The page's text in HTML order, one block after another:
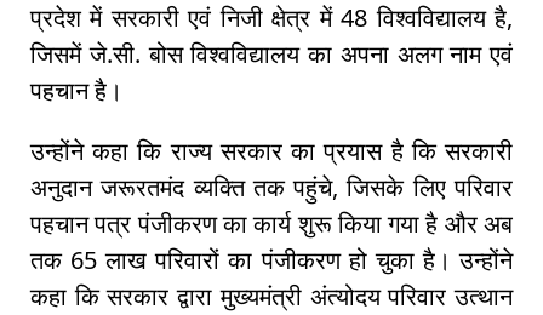
प्रदेश में सरकारी एवं निजी क्षेत्र में 48 विश्वविद्यालय है,
जिसमें जे.सी. बोस विश्वविद्यालय का अपना अलग नाम एवं
पहचान है।
उन्होंने कहा कि राज्य सरकार का प्रयास है कि सरकारी
अनुदान जरूरतमंद व्यक्ति तक पहुंचे, जिसके लिए परिवार
पहचान पत्र पंजीकरण का कार्य शुरू किया गया है और अब
तक 65 लाख परिवारों का पंजीकरण हो चुका है। उन्होंने
कहा कि सरकार द्वारा मुख्यमंत्री अंत्योदय परिवार उत्थान